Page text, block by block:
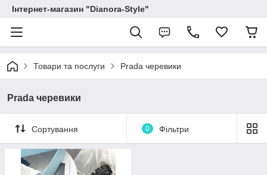
Інтернет-магазин "Dianora-Style"
Товари та послуги Prada черевики
Prada черевики
Сортування 0 Фільтри